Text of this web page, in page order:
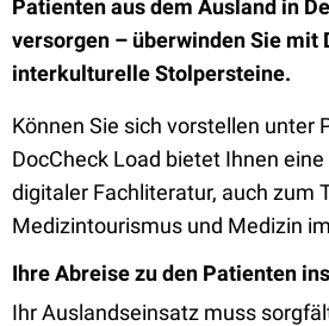
Patienten aus dem Ausland in
versorgen – überwinden Sie mit
interkulturelle Stolpersteine.
Können Sie sich vorstellen unter
DocCheck Load bietet Ihnen
digitaler Fachliteratur, auch zum
Medizintourismus und Medizin
Ihre Abreise zu den Patienten
Ihr Auslandseinsatz muss